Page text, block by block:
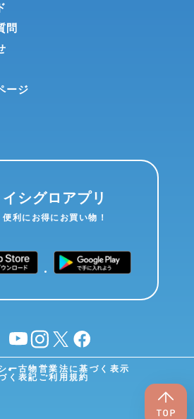
問
ージ
イシグロアプリ
便利にお得にお買い物！
YouTubeinstagram
X facebook
ー古物営業法に基づく表示
く表記 ご利用規約